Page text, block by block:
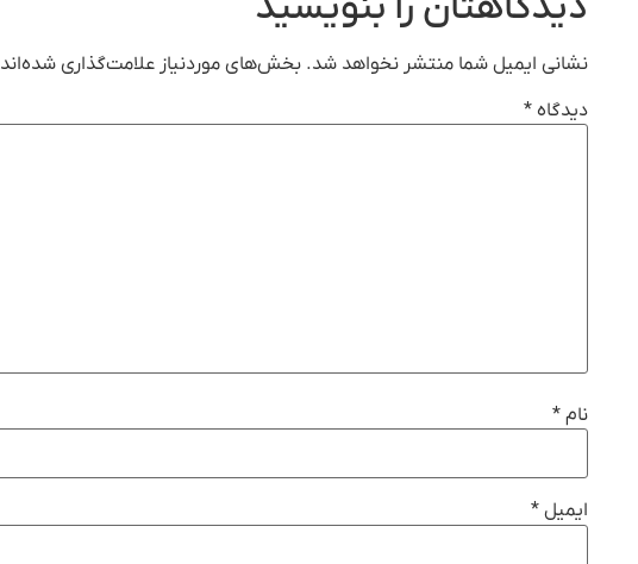
نشانی ایمیل شما منتشر نخواهد شد. بخش‌های موردنیاز علامت‌گذاری شده‌اند
دیدگاه *
نام *
ایمیل *